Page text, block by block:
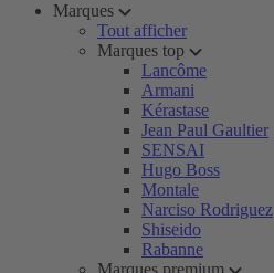
Marques
Tout afficher
Marques top
Lancôme
Armani
Kérastase
Jean Paul Gaultier
SENSAI
Hugo Boss
Montale
Narciso Rodriguez
Shiseido
Rabanne
Marques premium